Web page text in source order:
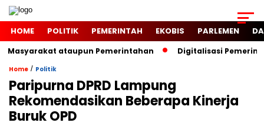
HOME POLITIK PEMERINTAH EKOBIS PARLEMEN
ataupun Pemerintahan Digitalisasi
Home / Politik
Paripurna DPRD Lampung
Rekomendasikan Beberapa Kinerja
Buruk OPD